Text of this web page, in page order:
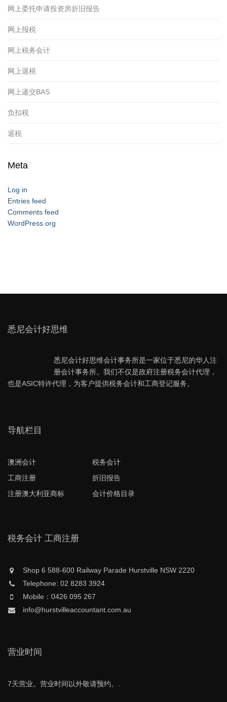
网上委托申请投资房折旧报告
网上报税
网上税务会计
网上退税
网上递交BAS
负扣税
退税
Meta
Log in
Entries feed
Comments feed
WordPress.org
悉尼会计好思维
悉尼会计好思维会计事务所是一家位于悉尼的华人注
册会计事务所。我们不仅是政府注册税务会计代理，
也是ASIC特许代理，为客户提供税务会计和工商登记服务。
导航栏目
澳洲会计
税务会计
工商注册
折旧报告
注册澳大利亚商标
会计价格目录
税务会计 工商注册
Shop 6 588-600 Railway Parade Hurstville NSW 2220
Telephone: 02 8283 3924
Mobile：0426 095 267
info@hurstvilleaccountant.com.au
营业时间
7天营业。营业时间以外敬请预约。.